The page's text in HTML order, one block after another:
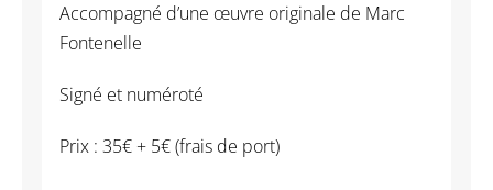
Accompagné d’une œuvre originale de Marc
Fontenelle
Signé et numéroté
Prix : 35€ + 5€ (frais de port)